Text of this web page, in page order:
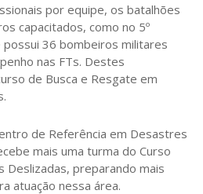
por equipe, os batalhões
capacitados, como no 5º
possui 36 bombeiros militares
nas FTs. Destes
de Busca e Resgate em
de Referência em Desastres
mais uma turma do Curso
Deslizadas, preparando mais
atuação nessa área.